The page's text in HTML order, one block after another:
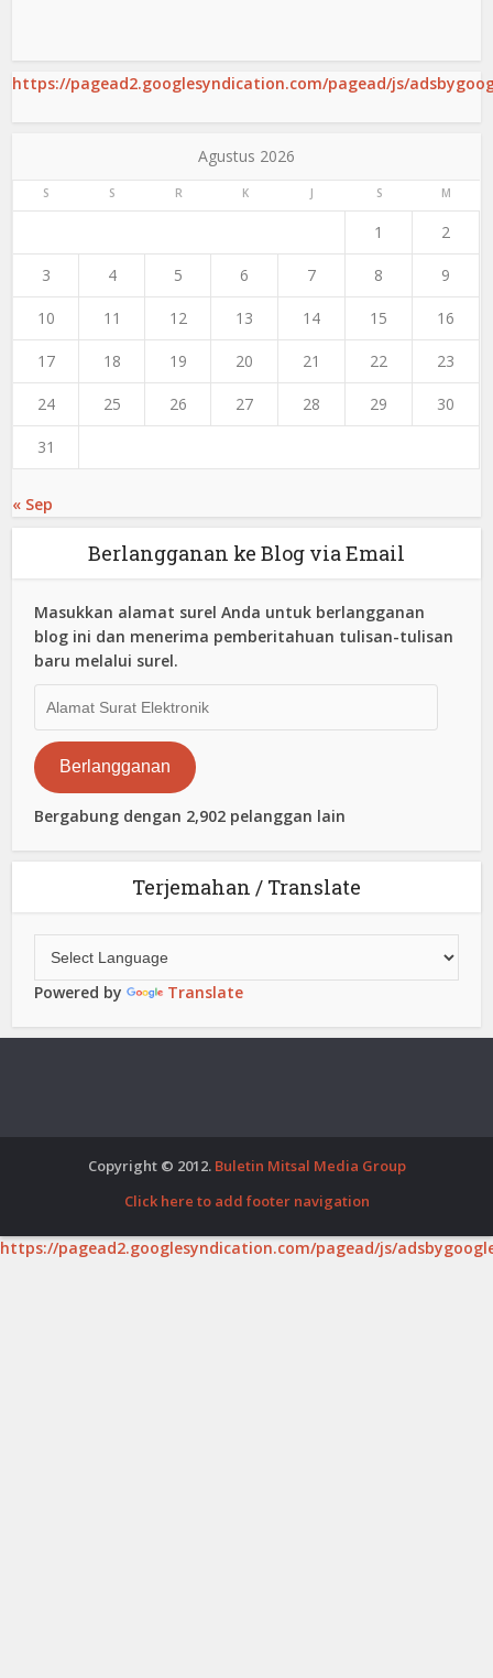
https://pagead2.googlesyndication.com/pagead/js/
Agustus 2026
S S R K J S M
1 2
3 4 5 6 7 8 9
10 11 12 13 14 15 16
17 18 19 20 21 22 23
24 25 26 27 28 29 30
31
« Sep
Berlangganan ke Blog via Email
Masukkan alamat surel Anda untuk berlangganan
blog ini dan menerima pemberitahuan tulisan-tulisan
baru melalui surel.
Surat
Elektronik
Berlangganan
Bergabung dengan 2,902 pelanggan lain
Terjemahan / Translate
Powered by Translate
Copyright © 2012. Buletin Mitsal Media Group
Click here to add footer navigation
https://pagead2.googlesyndication.com/pagead/js/